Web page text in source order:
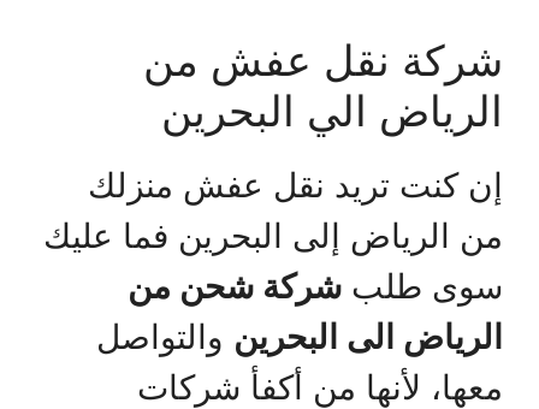
شركة نقل عفش من
الرياض الي البحرين
إن كنت تريد نقل عفش منزلك
من الرياض إلى البحرين فما عليك
سوى طلب شركة شحن من
الرياض الى البحرين والتواصل
معها، لأنها من أكفأ شركات